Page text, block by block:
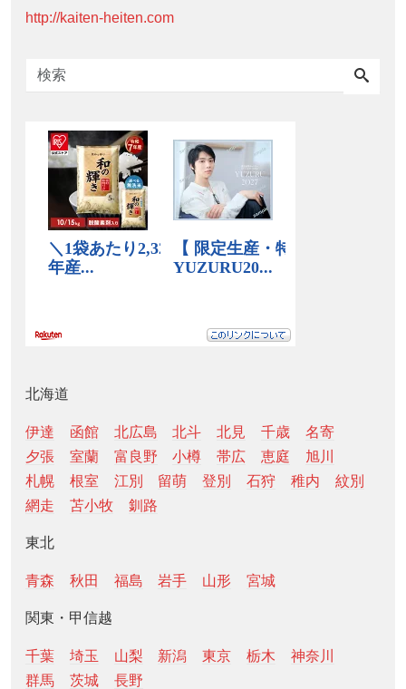
http://kaiten-heiten.com
北海道
伊達 函館 北広島 北斗 北見 千歳
名寄
夕張
室蘭 富良野 小樽 帯広 恵庭
旭川
札幌
根室 江別 留萌 登別 石狩 稚内
紋別
網走
苫小牧 釧路
東北
青森 秋田 福島 岩手 山形 宮城
関東・甲信越
千葉 埼玉 山梨 新潟 東京 栃木
神奈川
群馬
茨城 長野